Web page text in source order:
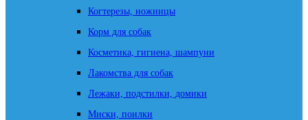
Когтерезы, ножницы
Корм для собак
Косметика, гигиена, шампуни
Лакомства для собак
Лежаки, подстилки, домики
Миски, поилки